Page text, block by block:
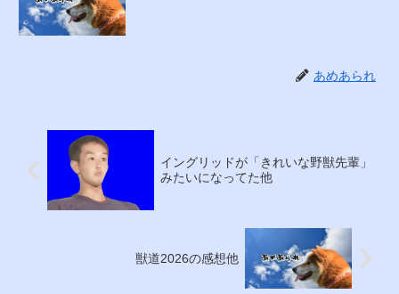
あめあられ
イングリッドが「きれいな野獣先輩」
みたいになってた他
獣道2026の感想他